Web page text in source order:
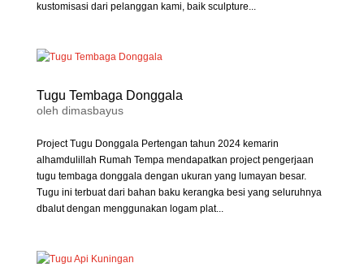
kustomisasi dari pelanggan kami, baik sculpture...
Tugu Tembaga Donggala
oleh dimasbayus
Project Tugu Donggala Pertengan tahun 2024 kemarin
alhamdulillah Rumah Tempa mendapatkan project pengerjaan
tugu tembaga donggala dengan ukuran yang lumayan besar.
Tugu ini terbuat dari bahan baku kerangka besi yang seluruhnya
dbalut dengan menggunakan logam plat...